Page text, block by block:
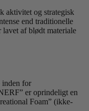
aktivitet og strategisk
end traditionelle
af blødt materiale
inden for
er oprindeligt en
Foam” (ikke-